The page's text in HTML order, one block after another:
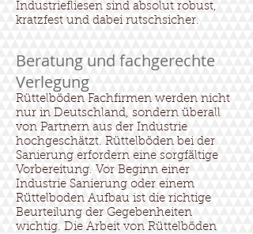
Industriefliesen sind absolut robust,
kratzfest und dabei rutschsicher.
Beratung und fachgerechte
Verlegung
Rüttelböden Fachfirmen werden nicht
nur in Deutschland, sondern überall
von Partnern aus der Industrie
hochgeschätzt. Rüttelböden bei der
Sanierung erfordern eine sorgfältige
Vorbereitung. Vor Beginn einer
Industrie Sanierung oder einem
Rüttelboden Aufbau ist die richtige
Beurteilung der Gegebenheiten
wichtig. Die Arbeit von Rüttelböden